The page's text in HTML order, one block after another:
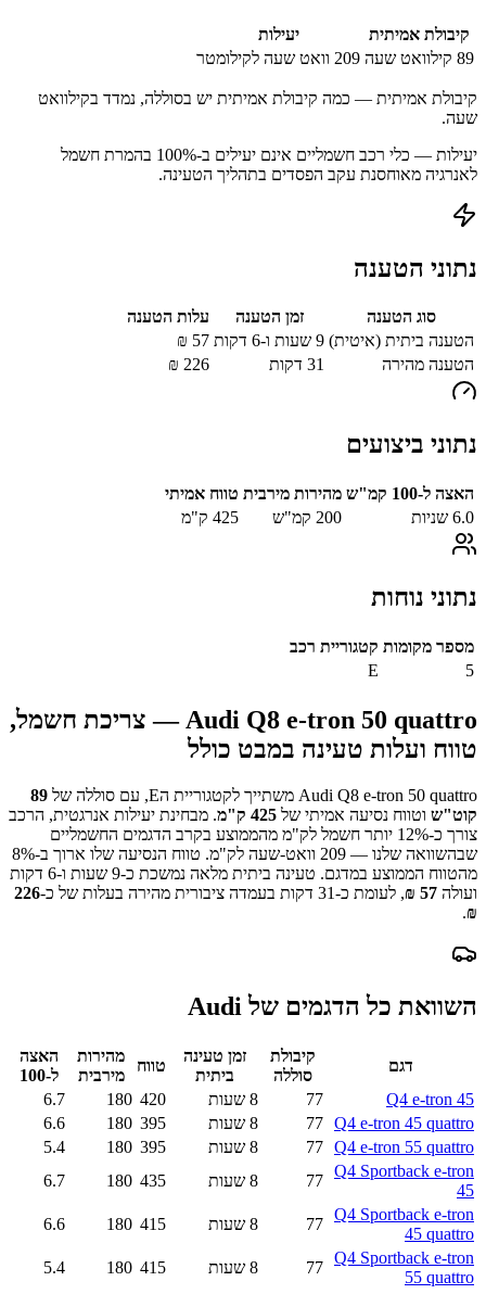
קיבולת אמיתית
יעילות
89 קילוואט שעה 209 וואט שעה לקילומטר
קיבולת אמיתית — כמה קיבולת אמיתית יש בסוללה, נמדד בקילוואט
שעה.
יעילות — כלי רכב חשמליים אינם יעילים ב-100% בהמרת חשמל
לאנרגיה מאוחסנת עקב הפסדים בתהליך הטעינה.
נתוני הטענה
סוג הטענה זמן הטענה
עלות הטענה
הטענה ביתית (איטית) 9 שעות ו-6 דקות 57
₪
הטענה מהירה
31 דקות 226
₪
נתוני ביצועים
האצה ל-100 קמ"ש מהירות מירבית טווח אמיתי
6.0 שניות 200 קמ"ש 425 ק"מ
נתוני נוחות
מספר מקומות קטגוריית רכב
5
E
Audi Q8 e-tron 50 quattro — צריכת חשמל,
טווח ועלות טעינה במבט כולל
Audi Q8 e-tron 50 quattro משתייך לקטגוריית הE, עם סוללה של 89
קוט"ש וטווח נסיעה אמיתי של 425 ק"מ. מבחינת יעילות אנרגטית, הרכב
צורך כ-
12 % יותר חשמל לק"מ מהממוצע בקרב הדגמים החשמליים
שבהשוואה שלנו — 209 וואט-שעה לק"מ. טווח הנסיעה שלו ארוך ב- 8%
מהטווח הממוצע במדגם. טעינה ביתית מלאה נמשכת כ-9 שעות ו-6 דקות
ועולה 57
₪, לעומת כ-31 דקות בעמדה ציבורית מהירה בעלות של כ-226
₪
.
השוואת כל הדגמים של Audi
דגם
קיבולת
סוללה
זמן טעינה
ביתית
טווח
מהירות
מירבית
האצה
ל-100
Q4 e-tron 45
77 8 שעות 420
180
6.7
Q4 e-tron 45 quattro
77 8 שעות 395
180
6.6
Q4 e-tron 55 quattro
77 8 שעות 395
180
5.4
Q4 Sportback e-tron
45
77 8 שעות 435
180
6.7
Q4 Sportback e-tron
45 quattro
77 8 שעות 415
180
6.6
Q4 Sportback e-tron
55 quattro
77 8 שעות 415
180
5.4